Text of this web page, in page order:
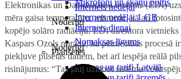
Internets nedēļai
Internets nedēļai 1 GB
Internets dienai
Noderīgi
Maksas un tarifi Latvijā
Noderīgi
Nomaksas līgums
Planšetes
Elektronikas un Datorzinātņu institūts (EDI)
mēra gaisa temperatūru, mitrumu, kā arī
kopējo solāro radiāciju. EDI direktora vietnieks
Kaspars Ozols norāda, ka pētniecības procesā
piekļuve pilsētas datiem, bet arī iespēja reālā
risinājumus: “Tas ļauj uzlabot sistēmu